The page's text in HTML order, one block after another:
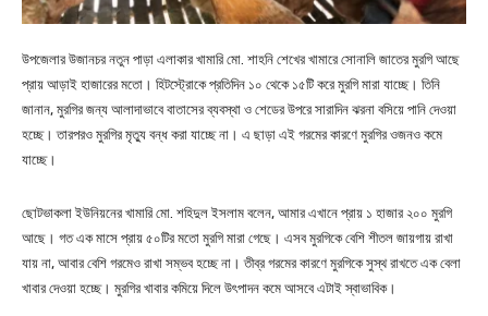
উপজেলার উজানচর নতুন পাড়া এলাকার খামারি মো. শাহনি শেখের খামারে সোনালি জাতের মুরগি আছে
প্রায় আড়াই হাজারের মতো। হিটস্ট্রোকে প্রতিদিন ১০ থেকে ১৫টি করে মুরগি মারা যাচ্ছে। তিনি
জানান, মুরগির জন্য আলাদাভাবে বাতাসের ব্যবস্থা ও শেডের উপরে সারাদিন ঝরনা বসিয়ে পানি দেওয়া
হচ্ছে। তারপরও মুরগির মৃত্যু বন্ধ করা যাচ্ছে না। এ ছাড়া এই গরমের কারণে মুরগির ওজনও কমে
যাচ্ছে।
ছোটভাকলা ইউনিয়নের খামারি মো. শহিদুল ইসলাম বলেন, আমার এখানে প্রায় ১ হাজার ২০০ মুরগি
আছে। গত এক মাসে প্রায় ৫০টির মতো মুরগি মারা গেছে। এসব মুরগিকে বেশি শীতল জায়গায় রাখা
যায় না, আবার বেশি গরমেও রাখা সম্ভব হচ্ছে না। তীব্র গরমের কারণে মুরগিকে সুস্থ রাখতে এক বেলা
খাবার দেওয়া হচ্ছে। মুরগির খাবার কমিয়ে দিলে উৎপাদন কমে আসবে এটাই স্বাভাবিক।